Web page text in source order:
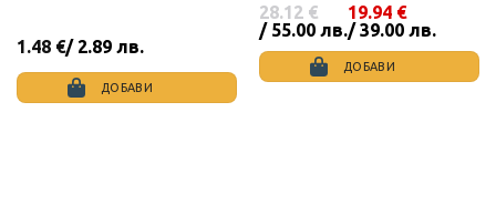
1.48 €/ 2.89 лв.
ДОБАВИ
28.12 €
/ 55.00 лв.
Original
price
was:
28.12 €
19.94 €
/ 39.00 лв.
Текущата
цена
е:
19.94 €
ДОБАВИ